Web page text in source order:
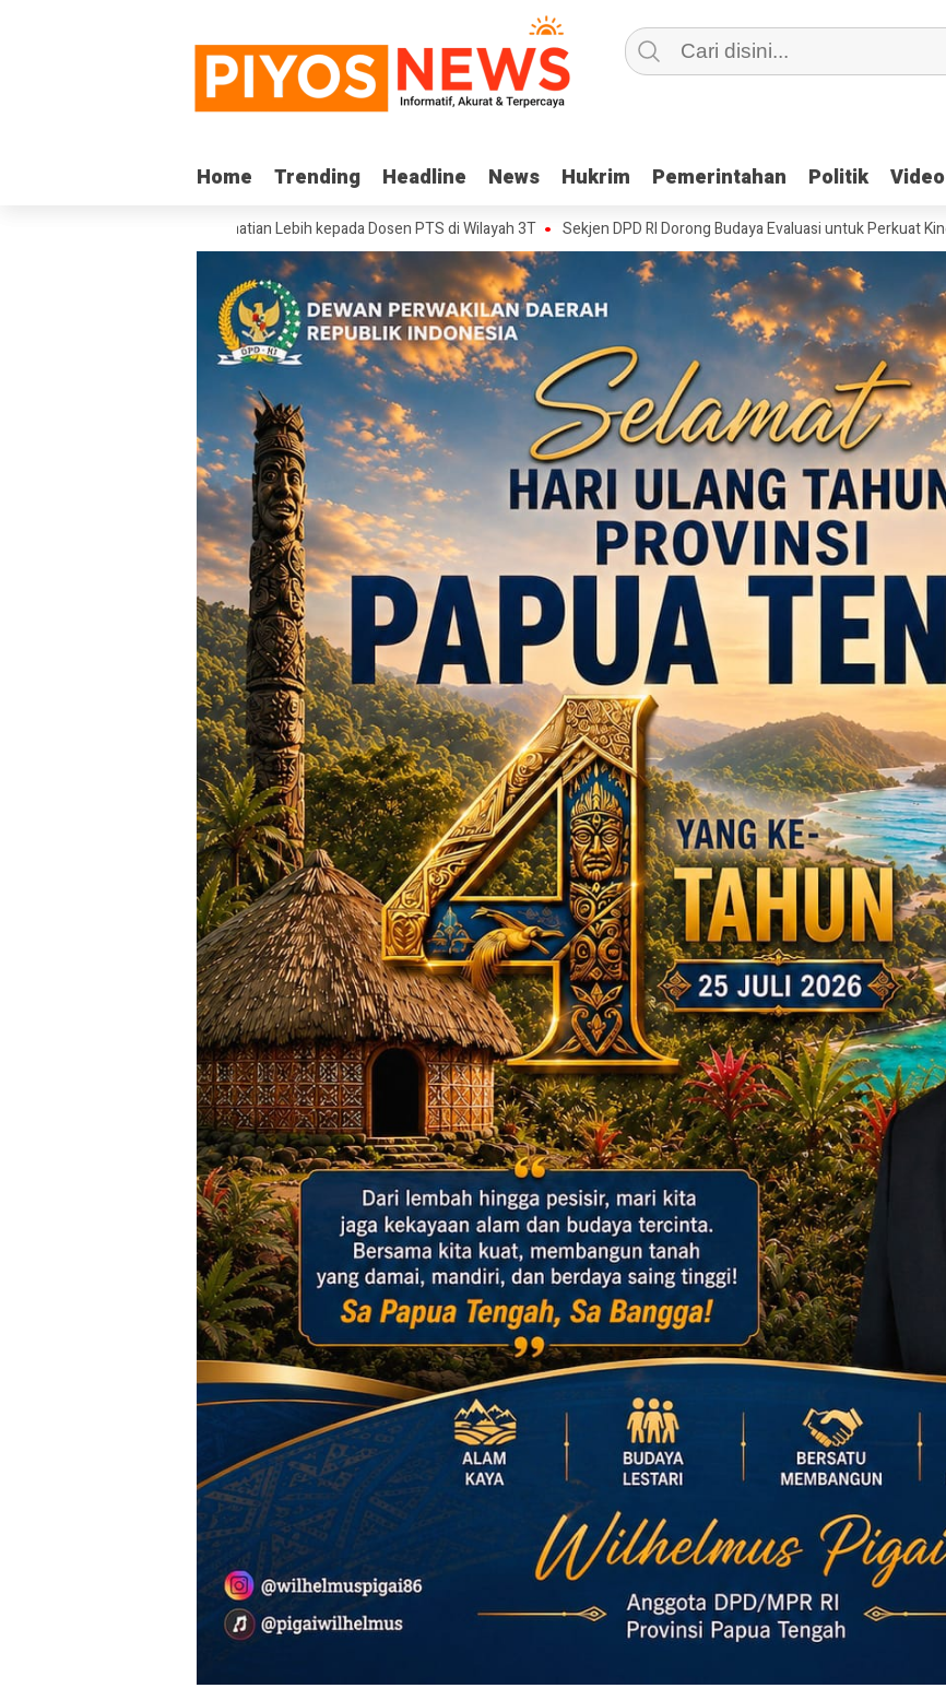
Home Trending Headline News Hukrim Pemerintahan Politik Video
Home Trending Headline News Hukrim Pemerintahan Politik Video
Beri Perhatian Lebih kepada Dosen PTS di Wilayah 3T Sekjen DPD RI Dorong Budaya Evaluasi untuk Perkuat Kinerja Birokrasi